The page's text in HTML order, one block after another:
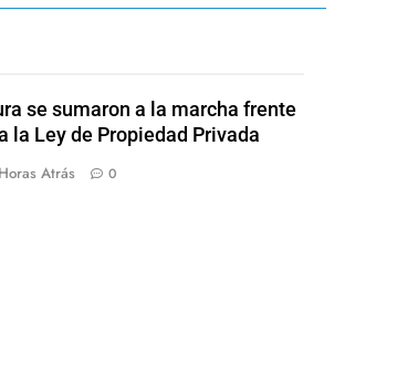
se sumaron a la marcha frente
la Ley de Propiedad Privada
Atrás 0